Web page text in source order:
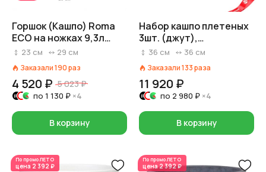
Горшок (Кашпо) Roma
ECO на ножках 9,3л
Пластик D 29 см H 23 см
23 см 29 см
Заказали190раз
4 520 ₽ 5 023 ₽
по 1 130 ₽ ×4
В корзину
Набор кашпо плетеных
3шт. (джут),
D36хH36см, белый/
36 см 36 см
Заказали133раза
11 920 ₽
по 2 980 ₽ ×4
В корзину
По промоЛЕТО
цена 2 392 ₽
По промоЛЕТО
цена2 392 ₽